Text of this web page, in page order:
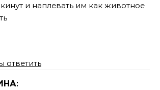
и наплевать им как животное
ответить
: